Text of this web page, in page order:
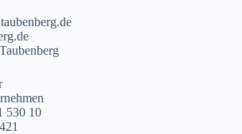
530 10